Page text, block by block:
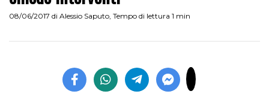
08/06/2017 di Alessio Saputo, Tempo di lettura 1 min